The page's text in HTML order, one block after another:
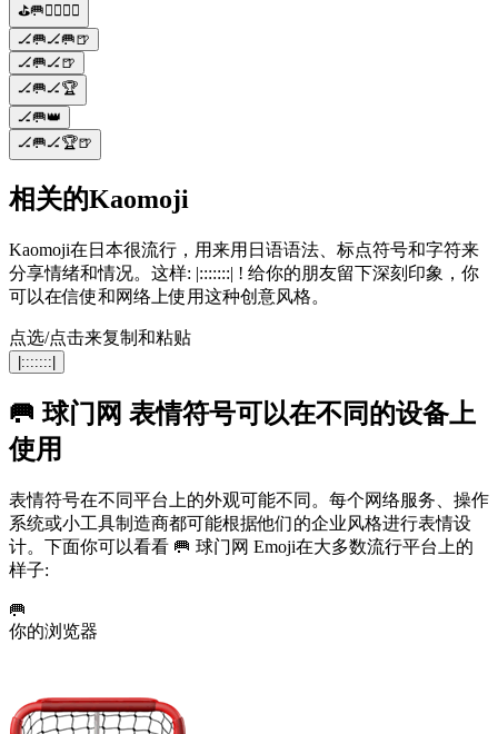
⛳🥅🏋️‍♀️🚴‍♂️
🏒🥅🏒🥅🍺
🏒🥅🏒🍺
🏒🥅🏒🏆
🏒🥅👑
🏒🥅🏒🏆🍺
相关的Kaomoji
Kaomoji在日本很流行，用来用日语语法、标点符号和字符来
分享情绪和情况。这样: |:::::::| ! 给你的朋友留下深刻印象，你
可以在信使和网络上使用这种创意风格。
点选/点击来复制和粘贴
|:::::::|
🥅 球门网 表情符号可以在不同的设备上
使用
表情符号在不同平台上的外观可能不同。每个网络服务、操作
系统或小工具制造商都可能根据他们的企业风格进行表情设
计。下面你可以看看 🥅 球门网 Emoji在大多数流行平台上的
样子:
🥅
你的浏览器